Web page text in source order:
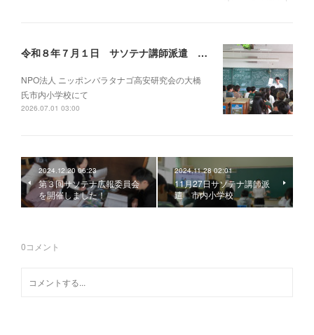
令和８年７月１日 サソテナ講師派遣 市内小学校
NPO法人 ニッポンバラタナゴ高安研究会の大橋
氏市内小学校にて
2026.07.01 03:00
2024.12.20 06:23
第３回サソテナ広報委員会
を開催しました！
2024.11.28 02:01
11月27日サソテナ講師派
遣 市内小学校
0コメント